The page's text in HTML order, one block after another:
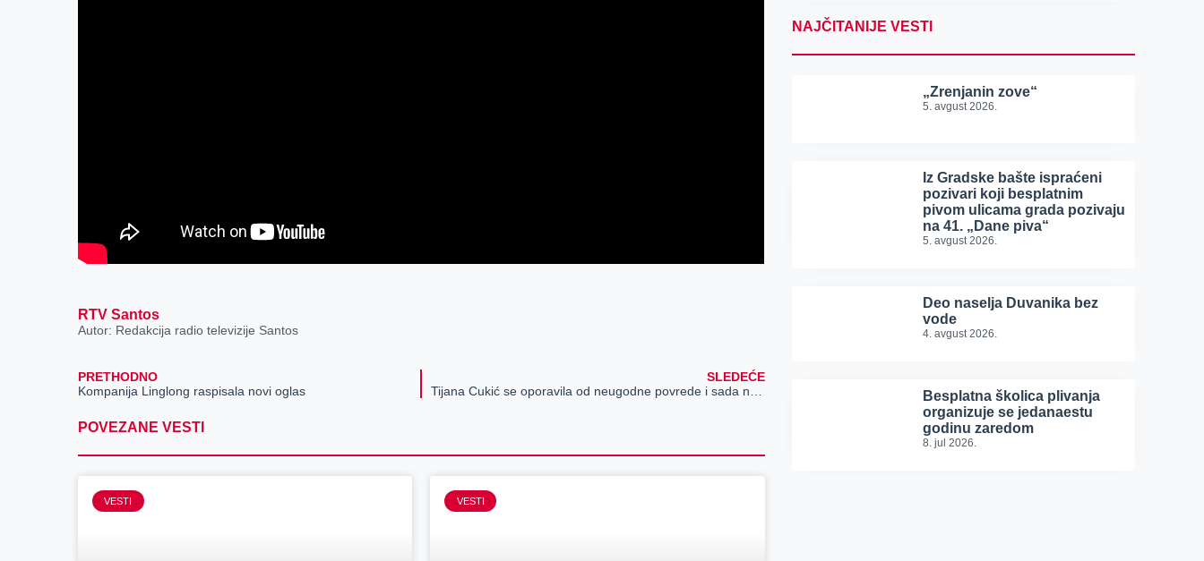
RTV Santos
Autor: Redakcija radio televizije Santos
PRETHODNO
Kompanija Linglong raspisala novi oglas
SLEDEĆE
POVEZANE VESTI
VESTI VESTI
NAJČITANIJE VESTI
„Zrenjanin zove“
5. avgust 2026.
Iz Gradske bašte ispraćeni
pozivari koji besplatnim
pivom ulicama grada pozivaju
na 41. „Dane piva“
5. avgust 2026.
Deo naselja Duvanika bez
vode
4. avgust 2026.
Besplatna školica plivanja
organizuje se jedanaestu
godinu zaredom
8. jul 2026.